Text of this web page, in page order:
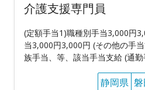
介護支援専門員
(定額手当1)職種別手当3,000円
当3,000円3,000円 (その他の手
族手当、等、該当手当支給 (通
静岡県